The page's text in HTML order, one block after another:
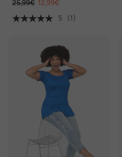
25,99€ 12,99€
5
(1)